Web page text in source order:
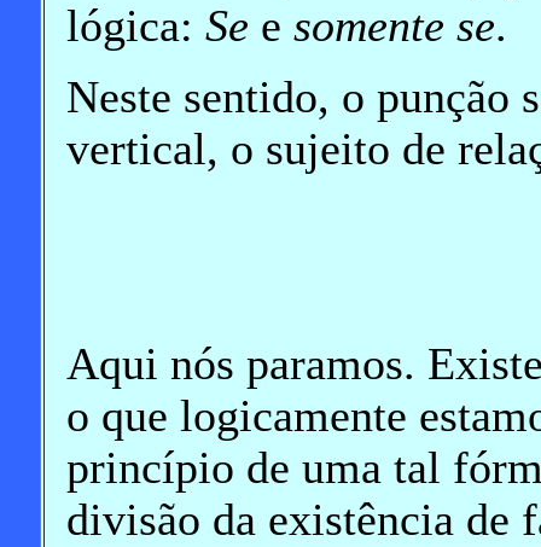
lógica: Se e somente se.
Neste sentido, o punção
vertical, o sujeito de
Aqui nós paramos.
o que logicamente
princípio de uma tal
divisão da existência de